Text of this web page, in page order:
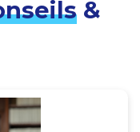
&